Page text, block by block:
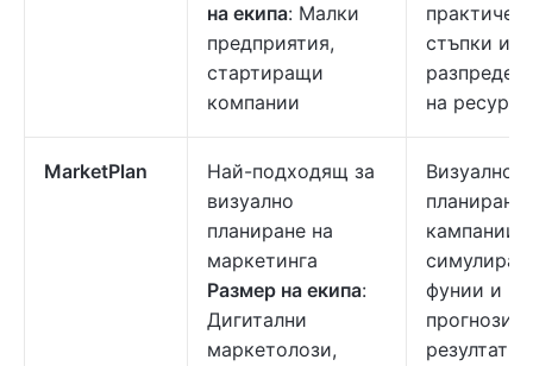
на екипа: Малки
предприятия,
стартиращи
компании
стъпки и
на
MarketPlan
Най-подходящ за
визуално
планиране на
маркетинга
Размер на екипа:
Дигитални
маркетолози,
Визуално
планиране
кампании,
фунии и